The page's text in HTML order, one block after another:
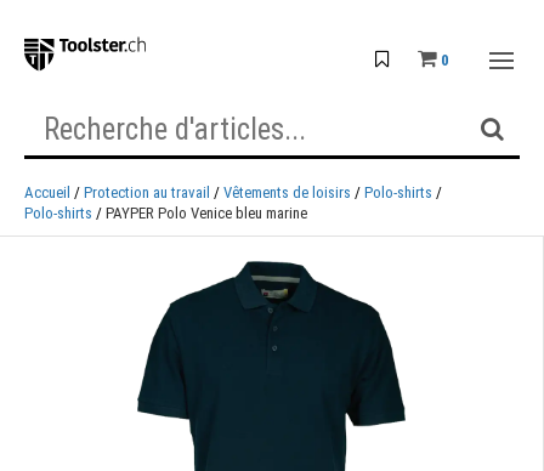
0
Accueil Protection au travail Vêtements de loisirs
Polo-shirts
Polo-shirts
PAYPER Polo Venice bleu marine